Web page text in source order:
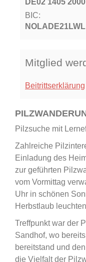
DE02 1405
BIC:
NOLADE21LWL
Mitglied
Beitrittserklärung
Pilzsuche mit
Zahlreiche
Einladung des
zur geführten
vom Vormittag
Uhr in schönen
Herbstlaub
Treffpunkt war der
Sandhof, wo
bereitstand und
die Vielfalt der